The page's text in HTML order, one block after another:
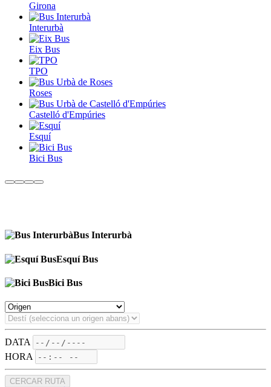
Girona
Interurbà
Eix Bus
TPO
Roses
Castelló d'Empúries
Esquí
Bici Bus
Bus Interurbà
Esquí Bus
Bici Bus
DATA
HORA
CERCAR RUTA